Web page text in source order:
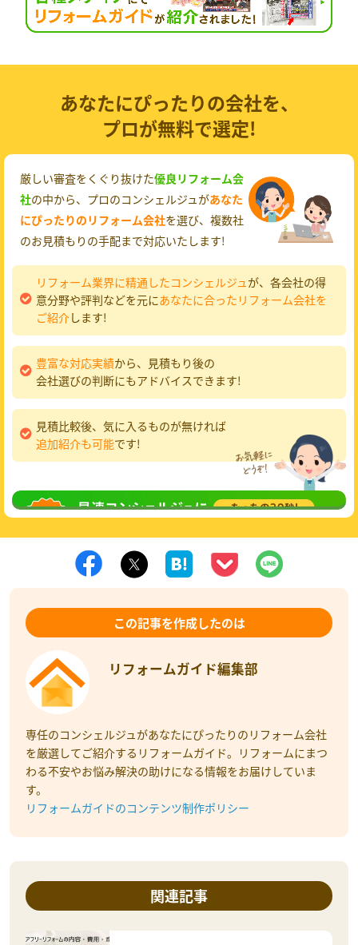
あなたにぴったりの会社を、
プロが無料で選定!
厳しい審査をくぐり抜けた優良リフォーム会
社の中から、プロのコンシェルジュがあなた
にぴったりのリフォーム会社を選び、複数社
のお見積もりの手配まで対応いたします!
リフォーム業界に精通したコンシェルジュ が、各会社の得
意分野や評判などを元にあなたに合ったリフォーム会社を
ご紹介します!
豊富な対応実績から、見積もり後の
会社選びの判断にもアドバイスできます!
見積比較後、気に入るものが無ければ
追加紹介も可能です!
してみる
この記事を作成したのは
リフォームガイド編集部
専任のコンシェルジュがあなたにぴったりのリフォーム会社
を厳選してご紹介するリフォームガイド。リフォームにまつ
わる不安やお悩み解決の助けになる情報をお届けしていま
す。
リフォームガイドのコンテンツ制作ポリシー
関連記事